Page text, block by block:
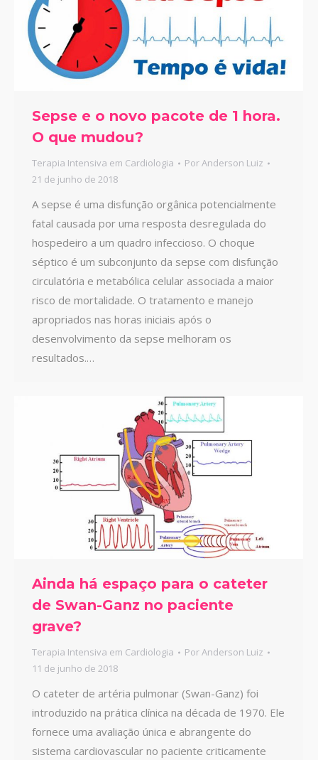
Sepse e o novo pacote de 1 hora.
O que mudou?
Terapia Intensiva em Cardiologia PorAnderson Luiz
21 de junho de 2018
A sepse é uma disfunção orgânica potencialmente
fatal causada por uma resposta desregulada do
hospedeiro a um quadro infeccioso. O choque
séptico é um subconjunto da sepse com disfunção
circulatória e metabólica celular associada a maior
risco de mortalidade. O tratamento e manejo
apropriados nas horas iniciais após o
desenvolvimento da sepse melhoram os
resultados.…
Ainda há espaço para o cateter
de Swan-Ganz no paciente
grave?
Terapia Intensiva em Cardiologia PorAnderson Luiz
11 de junho de 2018
O cateter de artéria pulmonar (Swan-Ganz) foi
introduzido na prática clínica na década de 1970. Ele
fornece uma avaliação única e abrangente do
sistema cardiovascular no paciente criticamente